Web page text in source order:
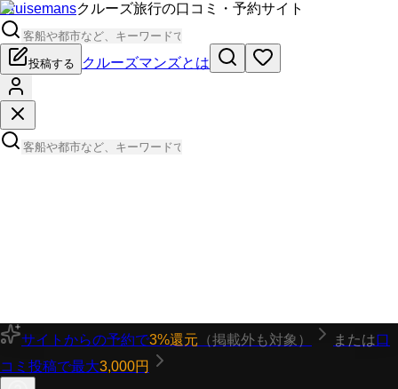
Cruisemansクルーズ旅行の口コミ・予約サイト
投稿する クルーズマンズとは
サイトからの予約で3%還元 （掲載外も対象） または口
コミ投稿で最大3,000円